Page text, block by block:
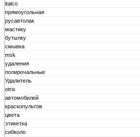
italco
прямоугольная
русавтолак
мастику
бутылку
смывка
msk
удаления
полирочальные
Удалитель
otrix
автомобилей
краскопультов
цвета
этикетка
сибколо